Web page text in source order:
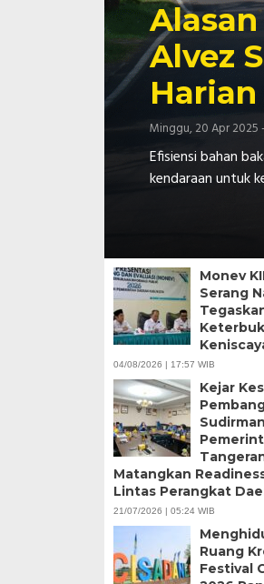
Alvez
Minggu, 20 Apr 2025
Efisiensi bahan
kendaraan untuk
Monev
Serang
04/08/2026 | 17:57 WIB
Kejar
Matangkan
Lintas Perangkat
21/07/2026 | 05:24 WIB
Ruang
Festival